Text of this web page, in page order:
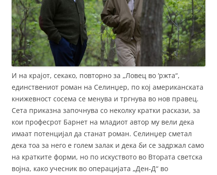
И на крајот, секако, повторно за „Ловец во ‘ржта“,
единствениот роман на Селинџер, по кој американската
книжевност сосема се менува и тргнува во нов правец.
Сета приказна започнува со неколку кратки раскази, за
кои професрот Барнет на младиот автор му вели дека
имаат потенцијал да станат роман. Селинџер сметал
дека тоа за него е голем залак и дека би се задржал само
на кратките форми, но по искуството во Втората светска
војна, како учесник во операцијата „Ден-Д“ во